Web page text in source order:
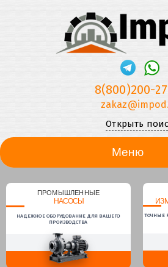
8(800)200-
Открыть
Меню
ПРОМЫШЛЕННЫЕ
НАСОСЫ
НАДЕЖНОЕ ОБОРУДОВАНИЕ ДЛЯ ВАШЕГО
ПРОИЗВОДСТВА
ТОЧНЫЕ